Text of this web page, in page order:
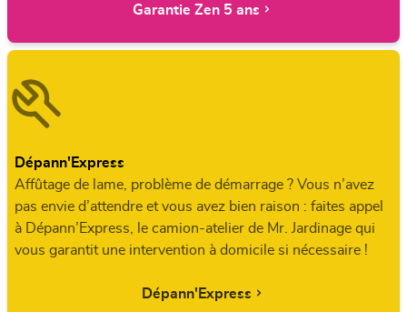
Garantie Zen 5 ans
Dépann'Express
Affûtage de lame, problème de démarrage ? Vous n’avez
pas envie d’attendre et vous avez bien raison : faites appel
à Dépann’Express, le camion-atelier de Mr. Jardinage qui
vous garantit une intervention à domicile si nécessaire !
Dépann'Express